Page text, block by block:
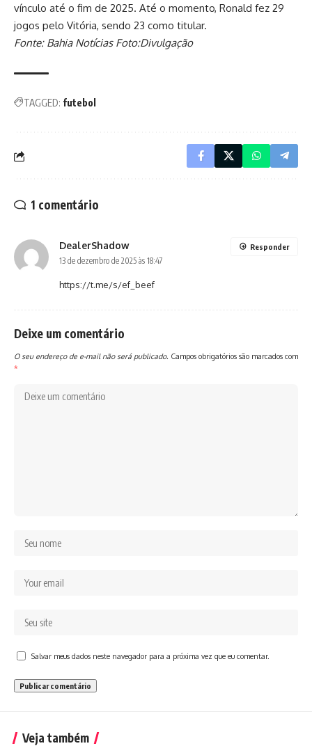
vínculo até o fim de 2025. Até o momento, Ronald fez 29
jogos pelo Vitória, sendo 23 como titular.
Fonte: Bahia Notícias Foto:Divulgação
TAGGED: futebol
1 comentário
DealerShadow
13 de dezembro de 2025 às 18:47
https://t.me/s/ef_beef
Responder
Deixe um comentário
O seu endereço de e-mail não será publicado. Campos obrigatórios são marcados com
*
Salvar meus dados neste navegador para a próxima vez que eu comentar.
Veja também